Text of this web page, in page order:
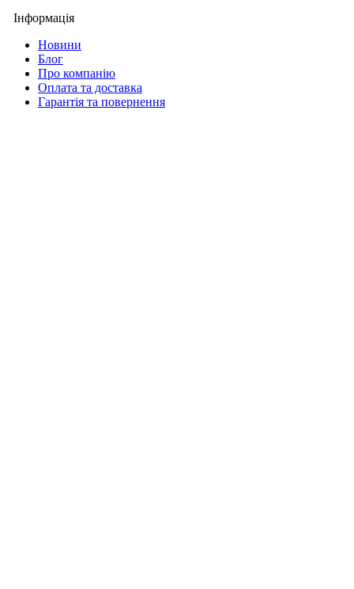
Інформація
Новини
Блог
Про компанію
Оплата та доставка
Гарантія та повернення